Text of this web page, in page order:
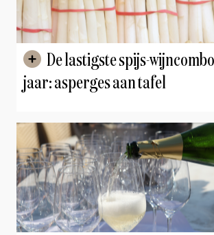
jaar: asperges aan tafel